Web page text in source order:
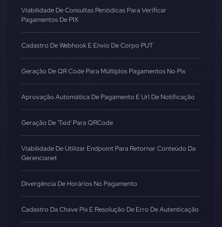
Viabilidade De Consultas Periódicas Para Verificar
Pagamentos De PIX
Cadastro De Webhook E Envio De Corpo PUT
Geração De QR Code Para Múltiplos Pagamentos No Pix
Aprovação Automática De Pagamento E Url De Notificação
Geração De 'txid' Para QRCode
Viabilidade De Utilizar Endpoint Para Retornar Conteúdo Da
Gerencianet
Divergência De Horários No Pagamento
Cadastro Da Chave Pix E Resolução De Erro De Autenticação